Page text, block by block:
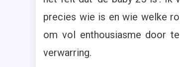
precies wie is en wie welke
om vol enthousiasme door
verwarring.